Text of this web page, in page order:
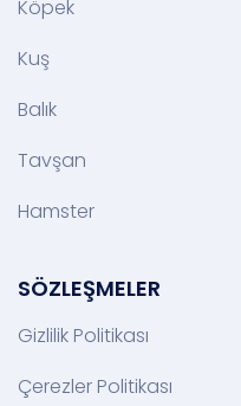
Köpek
Kuş
Balık
Tavşan
Hamster
SÖZLEŞMELER
Gizlilik Politikası
Çerezler Politikası